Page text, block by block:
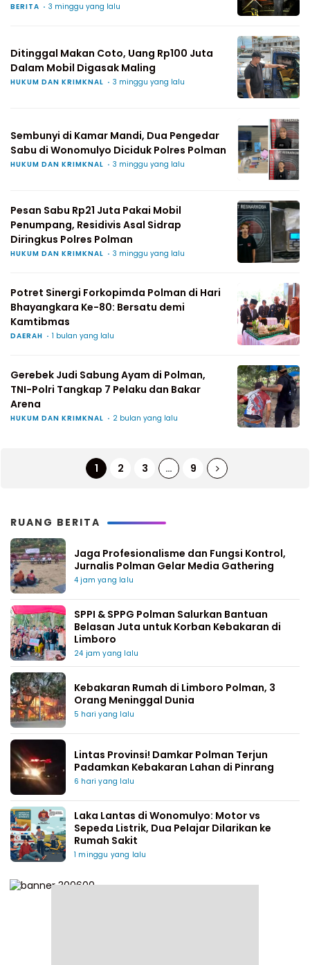
BERITA 3 minggu yang lalu
Ditinggal Makan Coto, Uang Rp100 Juta
Dalam Mobil Digasak Maling
HUKUM DAN KRIMKNAL 3 minggu yang lalu
Sembunyi di Kamar Mandi, Dua Pengedar
Sabu di Wonomulyo Diciduk Polres Polman
HUKUM DAN KRIMKNAL 3 minggu yang lalu
Pesan Sabu Rp21 Juta Pakai Mobil
Penumpang, Residivis Asal Sidrap
Diringkus Polres Polman
HUKUM DAN KRIMKNAL 3 minggu yang lalu
Potret Sinergi Forkopimda Polman di Hari
Bhayangkara Ke-80: Bersatu demi
Kamtibmas
DAERAH 1 bulan yang lalu
Gerebek Judi Sabung Ayam di Polman,
TNI-Polri Tangkap 7 Pelaku dan Bakar
Arena
HUKUM DAN KRIMKNAL 2 bulan yang lalu
1 2 3 … 9
RUANG BERITA
Jaga Profesionalisme dan Fungsi Kontrol,
Jurnalis Polman Gelar Media Gathering
4 jam yang lalu
SPPI & SPPG Polman Salurkan Bantuan
Belasan Juta untuk Korban Kebakaran di
Limboro
24 jam yang lalu
Kebakaran Rumah di Limboro Polman, 3
Orang Meninggal Dunia
5 hari yang lalu
Lintas Provinsi! Damkar Polman Terjun
Padamkan Kebakaran Lahan di Pinrang
6 hari yang lalu
Laka Lantas di Wonomulyo: Motor vs
Sepeda Listrik, Dua Pelajar Dilarikan ke
Rumah Sakit
1 minggu yang lalu